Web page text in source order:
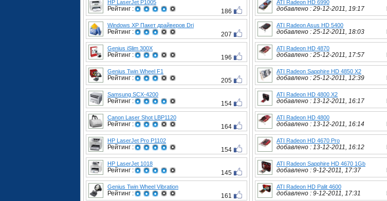
HP LaserJet P1005
Рейтинг : 186
Windows XP Пакет драйверов Dri
Рейтинг : 207
Genius iSlim 300X
Рейтинг : 196
Genius Twin Wheel F1
Рейтинг : 205
Samsung SCX-4200
Рейтинг : 154
Canon Laser Shot LBP1120
Рейтинг : 164
HP LaserJet Pro P1102
Рейтинг : 154
HP LaserJet 1018
Рейтинг : 145
Genius Twin Wheel Vibration
Рейтинг : 161
ATI Radeon HD 6990
добавлено : 29-12-2011, 19:17
ATI Radeon Asus HD 5400
добавлено : 25-12-2011, 18:03
ATI Radeon HD 4870
добавлено : 25-12-2011, 17:57
ATI Radeon Sapphire HD 4850 X2
добавлено : 25-12-2011, 12:39
ATI Radeon HD 4800 X2
добавлено : 13-12-2011, 16:17
ATI Radeon HD 4800
добавлено : 13-12-2011, 16:14
ATI Radeon HD 4670 Pro
добавлено : 13-12-2011, 16:12
ATI Radeon Sapphire HD 4670 1Gb
добавлено : 9-12-2011, 17:37
ATI Radeon HD Palit 4600
добавлено : 9-12-2011, 17:31